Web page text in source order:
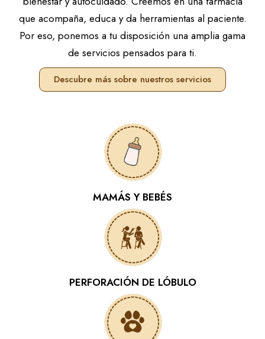
que acompaña, educa y da herramientas al paciente.
Por eso, ponemos a tu disposición una amplia gama
de servicios pensados para ti.
Descubre más sobre nuestros servicios
MAMÁS Y BEBÉS
PERFORACIÓN DE LÓBULO